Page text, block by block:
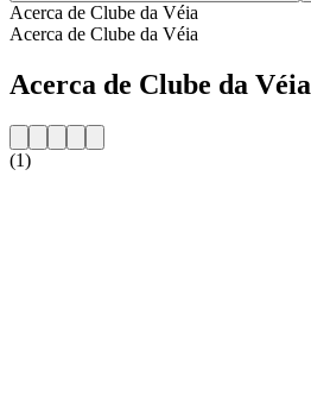
Acerca de Clube da Véia
Acerca de Clube da Véia
Acerca de Clube da Véia
(1)